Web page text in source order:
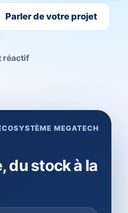
Parler de votre projet
réactif
MEGATECH
du stock à la